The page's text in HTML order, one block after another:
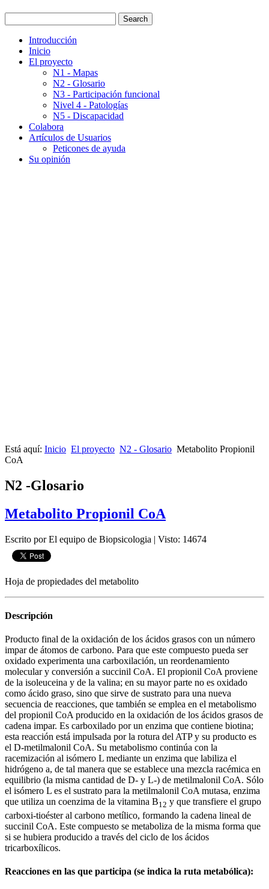
Introducción
Inicio
El proyecto
N1 - Mapas
N2 - Glosario
N3 - Participación funcional
Nivel 4 - Patologías
N5 - Discapacidad
Colabora
Artículos de Usuarios
Peticones de ayuda
Su opinión
Está aquí: Inicio El proyecto N2 - Glosario Metabolito Propionil
CoA
N2 -Glosario
Metabolito Propionil CoA
Escrito por El equipo de Biopsicologia | Visto: 14674
Hoja de propiedades del metabolito
Descripción
Producto final de la oxidación de los ácidos grasos con un número
impar de átomos de carbono. Para que este compuesto pueda ser
oxidado experimenta una carboxilación, un reordenamiento
molecular y conversión a succinil CoA. El propionil CoA proviene
de la isoleuceina y de la valina; en su mayor parte no es oxidado
como ácido graso, sino que sirve de sustrato para una nueva
secuencia de reacciones, que también se emplea en el metabolismo
del propionil CoA producido en la oxidación de los ácidos grasos de
cadena impar. Es carboxilado por un enzima que contiene biotina;
esta reacción está impulsada por la rotura del ATP y su producto es
el D-metilmalonil CoA. Su metabolismo continúa con la
racemización al isómero L mediante un enzima que labiliza el
hidrógeno a, de tal manera que se establece una mezcla racémica en
equilibrio (la misma cantidad de D- y L-) de metilmalonil CoA. Sólo
el isómero L es el sustrato para la metilmalonil CoA mutasa, enzima
que utiliza un coenzima de la vitamina B12 y que transfiere el grupo
carboxi-tioéster al carbono metílico, formando la cadena lineal de
succinil CoA. Este compuesto se metaboliza de la misma forma que
si se hubiera producido a través del ciclo de los ácidos
tricarboxílicos.
Reacciones en las que participa (se indica la ruta metabólica):